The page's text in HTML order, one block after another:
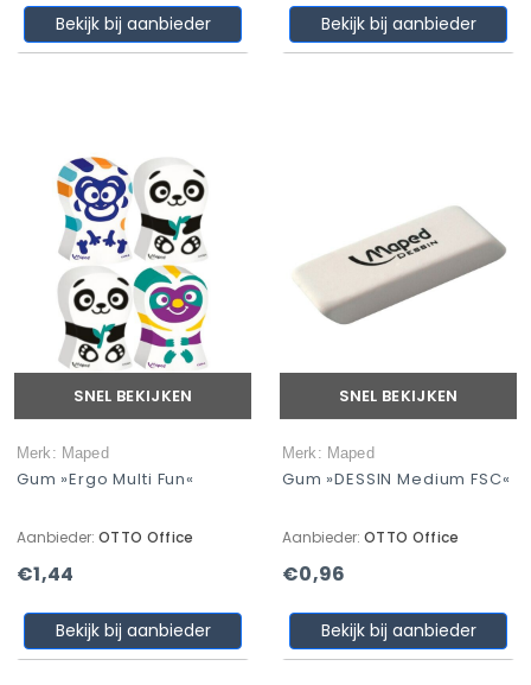
Bekijk bij aanbieder Bekijk bij aanbieder
SNEL BEKIJKEN
Merk: Maped
Gum »Ergo Multi Fun«
Aanbieder: OTTO Office
€1,44
Bekijk bij aanbieder
SNEL BEKIJKEN
Merk: Maped
Gum »DESSIN Medium FSC«
Aanbieder: OTTO Office
€0,96
Bekijk bij aanbieder